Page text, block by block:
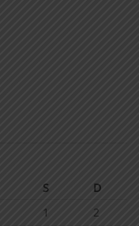
S
D
1
2